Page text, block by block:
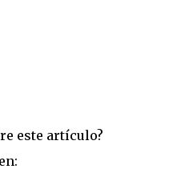
este artículo?